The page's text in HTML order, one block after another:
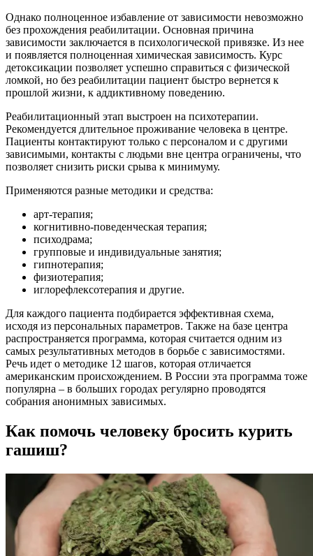
Однако полноценное избавление от зависимости невозможно
без прохождения реабилитации. Основная причина
зависимости заключается в психологической привязке. Из нее
и появляется полноценная химическая зависимость. Курс
детоксикации позволяет успешно справиться с физической
ломкой, но без реабилитации пациент быстро вернется к
прошлой жизни, к аддиктивному поведению.
Реабилитационный этап выстроен на психотерапии.
Рекомендуется длительное проживание человека в центре.
Пациенты контактируют только с персоналом и с другими
зависимыми, контакты с людьми вне центра ограничены, что
позволяет снизить риски срыва к минимуму.
Применяются разные методики и средства:
арт-терапия;
когнитивно-поведенческая терапия;
психодрама;
групповые и индивидуальные занятия;
гипнотерапия;
физиотерапия;
иглорефлексотерапия и другие.
Для каждого пациента подбирается эффективная схема,
исходя из персональных параметров. Также на базе центра
распространяется программа, которая считается одним из
самых результативных методов в борьбе с зависимостями.
Речь идет о методике 12 шагов, которая отличается
американским происхождением. В России эта программа тоже
популярна – в больших городах регулярно проводятся
собрания анонимных зависимых.
Как помочь человеку бросить курить
гашиш?